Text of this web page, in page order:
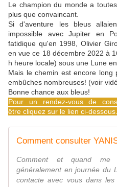
Le champion du monde a
plus que convaincant.
Si d'aventure les bleus
impossible avec Jupiter en
fatidique qu'en 1998, Olivier
en vue ce 18 décembre 2022 à
h heure locale) sous une Lune
Mais le chemin est encore
embûches nombreuses! (voir
Bonne chance aux bleus!
Pour un rendez-vous de
être cliquez sur le lien ci-dessous.
Comment et quand me
généralement en journée du
contacte avec vous dans